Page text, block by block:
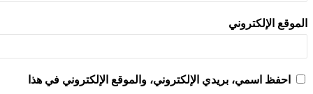
الموقع الإلكتروني
احفظ اسمي، بريدي الإلكتروني، والموقع الإلكتروني في هذا